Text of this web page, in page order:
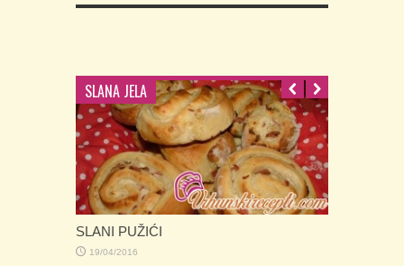
SLANA JELA
PITA SA ORASIMA
08/05/2019